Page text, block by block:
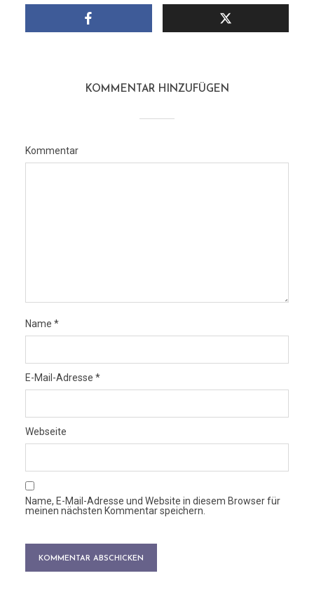
KOMMENTAR HINZUFÜGEN
Kommentar
Name *
E-Mail-Adresse *
Webseite
Name, E-Mail-Adresse und Website in diesem Browser für
meinen nächsten Kommentar speichern.